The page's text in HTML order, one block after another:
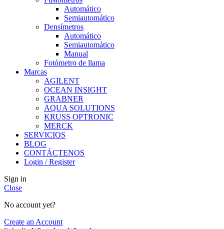
Automático
Semiautomático
Densímetros
Automático
Semiautomático
Manual
Fotómetro de llama
Marcas
AGILENT
OCEAN INSIGHT
GRABNER
AQUA SOLUTIONS
KRUSS OPTRONIC
MERCK
SERVICIOS
BLOG
CONTÁCTENOS
Login / Register
Sign in
Close
No account yet?
Create an Account